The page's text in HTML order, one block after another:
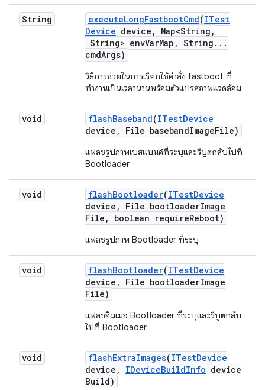
String executeLongFastbootCmd(ITest
Device device , Map<String ,
String> envVarMap , String . . .
cmdArgs)
วิธีการช่วยในการเรียกใช้คำสั่ง fastboot ที่
ทำงานเป็นเวลานานพร้อมตัวแปรสภาพแวดล้อม
void flashBaseband(ITestDevice
device , File basebandImageFile)
แฟลชรูปภาพเบสแบนด์ที่ระบุและรีบูตกลับไปที่
Bootloader
void flashBootloader(ITestDevice
device , File bootloaderImage
File , boolean requireReboot)
แฟลชรูปภาพ Bootloader ที่ระบุ
void flashBootloader(ITestDevice
device , File bootloaderImage
File)
แฟลชอิมเมจ Bootloader ที่ระบุและรีบูตกลับ
ไปที่ Bootloader
void flashExtraImages(ITestDevice
device , IDeviceBuildInfo device
Build)